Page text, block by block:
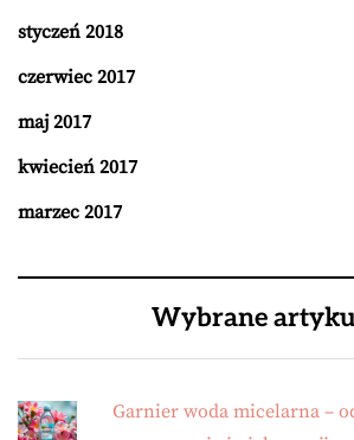
styczeń 2018
czerwiec 2017
maj 2017
kwiecień 2017
marzec 2017
Wybrane
Garnier woda micelarna –